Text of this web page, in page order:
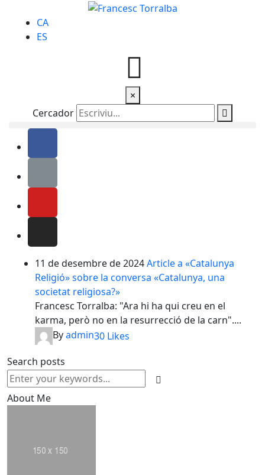
CA
ES
×
Cercador
11 de desembre de 2024Article a «Catalunya
Religió» sobre la conversa «Catalunya, una
societat religiosa?»
Francesc Torralba: "Ara hi ha qui creu en el
karma, però no en la resurrecció de la carn"....
Byadmin30 Likes
Search posts
About Me